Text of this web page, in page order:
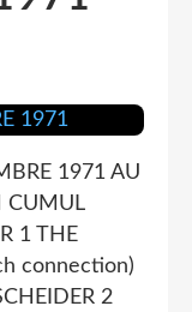
1971 AU
CUMUL
1 THE
connection)
2